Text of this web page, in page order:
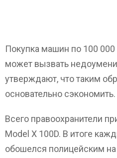
Покупка машин по 100
может вызвать
утверждают, что таким
основательно сэкономить.
Всего правоохранители
Model X 100D. В итоге
обошелся полицейским